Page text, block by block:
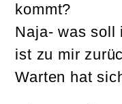
kommt?
Naja- was soll
ist zu mir
Warten hat